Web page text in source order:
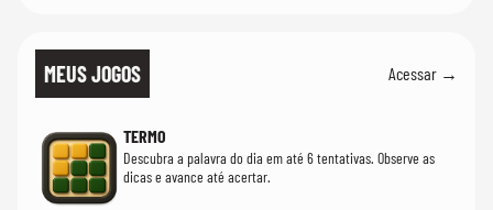
MEUS JOGOS Acessar →
TERMO
Descubra a palavra do dia em até 6 tentativas. Observe as
dicas e avance até acertar.